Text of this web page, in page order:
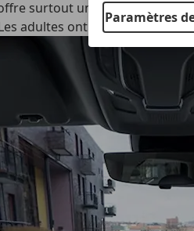
surtout un espace royal
adultes ont donc leur place à
Paramètres